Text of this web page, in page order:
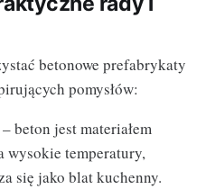
betonowe prefabrykaty
pomysłów:
– beton jest materiałem
wysokie temperatury,
się jako blat kuchenny.